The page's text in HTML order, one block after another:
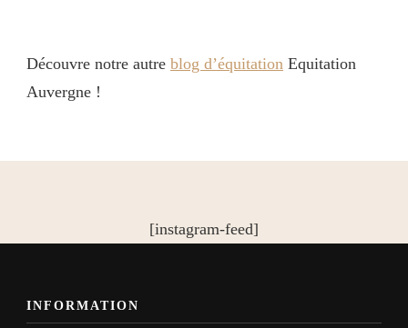
Découvre notre autre blog d’équitation Equitation
Auvergne !
[instagram-feed]
INFORMATION